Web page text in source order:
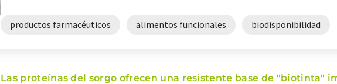
productos farmacéuticos alimentos funcionales biodisponibilidad
Las proteínas del sorgo ofrecen una resistente base de "biotinta"